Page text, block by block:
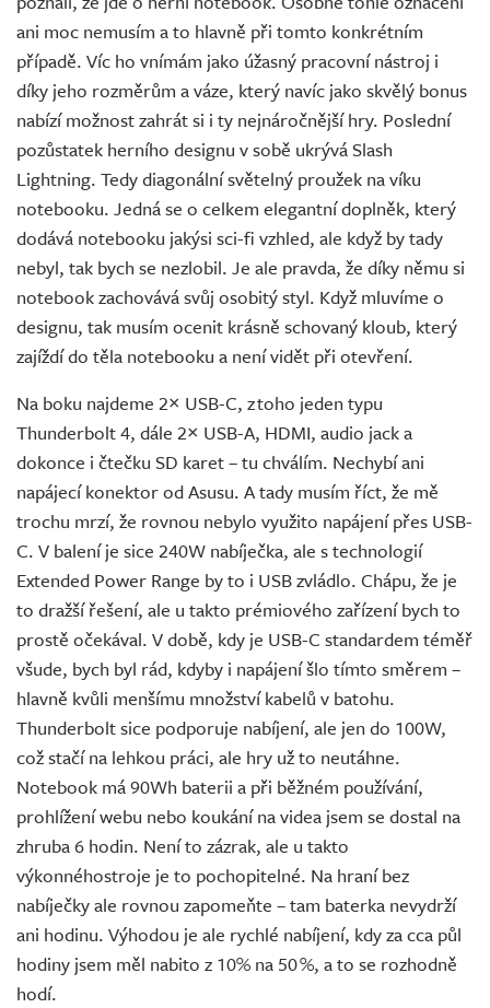
ani moc nemusím a to hlavně při tomto konkrétním
případě. Víc ho vnímám jako úžasný pracovní nástroj i
díky jeho rozměrům a váze, který navíc jako skvělý bonus
nabízí možnost zahrát si i ty nejnáročnější hry. Poslední
pozůstatek herního designu v sobě ukrývá Slash
Lightning. Tedy diagonální světelný proužek na víku
notebooku. Jedná se o celkem elegantní doplněk, který
dodává notebooku jakýsi sci-fi vzhled, ale když by tady
nebyl, tak bych se nezlobil. Je ale pravda, že díky němu si
notebook zachovává svůj osobitý styl. Když mluvíme o
designu, tak musím ocenit krásně schovaný kloub, který
zajíždí do těla notebooku a není vidět při otevření.
Na boku najdeme 2× USB-C, z toho jeden typu
Thunderbolt 4, dále 2× USB-A, HDMI, audio jack a
dokonce i čtečku SD karet – tu chválím. Nechybí ani
napájecí konektor od Asusu. A tady musím říct, že mě
trochu mrzí, že rovnou nebylo využito napájení přes USB-
C. V balení je sice 240W nabíječka, ale s technologií
Extended Power Range by to i USB zvládlo. Chápu, že je
to dražší řešení, ale u takto prémiového zařízení bych to
prostě očekával. V době, kdy je USB-C standardem téměř
všude, bych byl rád, kdyby i napájení šlo tímto směrem –
hlavně kvůli menšímu množství kabelů v batohu.
Thunderbolt sice podporuje nabíjení, ale jen do 100W,
což stačí na lehkou práci, ale hry už to neutáhne.
Notebook má 90Wh baterii a při běžném používání,
prohlížení webu nebo koukání na videa jsem se dostal na
zhruba 6 hodin. Není to zázrak, ale u takto
výkonnéhostroje je to pochopitelné. Na hraní bez
nabíječky ale rovnou zapomeňte – tam baterka nevydrží
ani hodinu. Výhodou je ale rychlé nabíjení, kdy za cca půl
hodiny jsem měl nabito z 10% na 50 %, a to se rozhodně
hodí.